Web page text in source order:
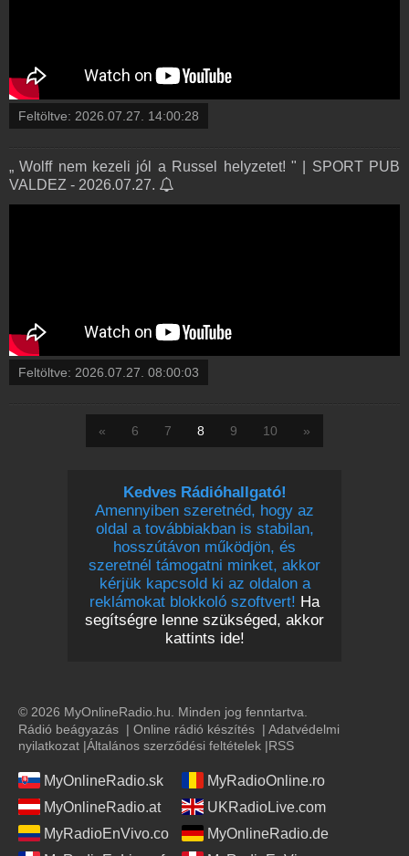
Feltöltve: 2026.07.27. 14:00:28
„ Wolff nem kezeli jól a Russel helyzetet! " | SPORT PUB
VALDEZ - 2026.07.27.
Feltöltve: 2026.07.27. 08:00:03
« 6 7 8 9 10 »
Kedves Rádióhallgató!
Amennyiben szeretnéd, hogy az
oldal a továbbiakban is stabilan,
hosszútávon működjön, és
szeretnél támogatni minket, akkor
kérjük kapcsold ki az oldalon a
reklámokat blokkoló szoftvert! Ha
segítségre lenne szükséged, akkor
kattints ide!
© 2026 MyOnlineRadio.hu. Minden jog fenntartva.
Rádió beágyazás | Online rádió készítés | Adatvédelmi
nyilatkozat |Általános szerződési feltételek |RSS
MyOnlineRadio.sk
MyRadioOnline.ro
MyOnlineRadio.at
UKRadioLive.com
MyRadioEnVivo.co
MyOnlineRadio.de